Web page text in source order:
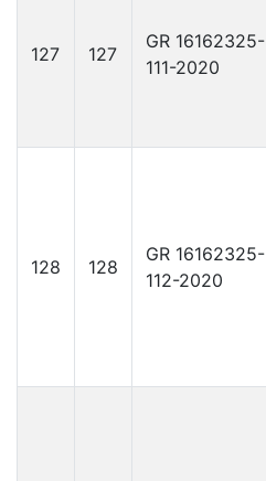
127 127
GR 16162325-
111-2020
128 128
GR 16162325-
112-2020